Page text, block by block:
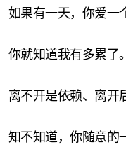
如果有一天，你爱一
你就知道我有多累了。
离不开是依赖、离开
知不知道，你随意的